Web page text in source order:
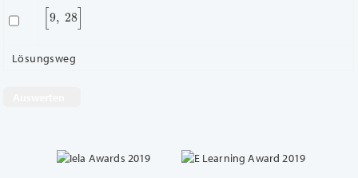
[9 28]
Lösungsweg